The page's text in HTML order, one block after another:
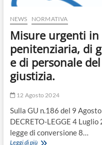
NEWS NORMATIVA
Misure urgenti
penitenziaria, di
e di personale
giustizia.
12 Agosto 2024
Sulla GU n.186 del 9
DECRETO-LEGGE 4
legge di conversione 8…
Leggi di piùMisure